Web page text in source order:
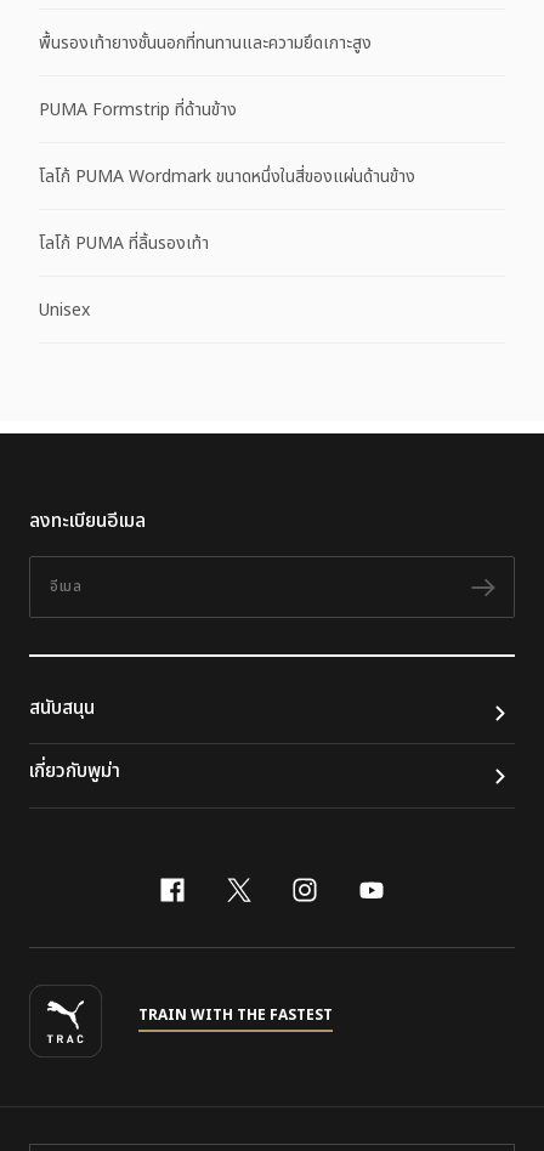
พื้นรองเท้ายางชั้นนอกที่ทนทานและความยึดเกาะสูง
PUMA Formstrip ที่ด้านข้าง
โลโก้ PUMA Wordmark ขนาดหนึ่งในสี่ของแผ่นด้านข้าง
โลโก้ PUMA ที่ลิ้นรองเท้า
Unisex
ลงทะเบียนอีเมล
ติดต
สนับสนุน
เกี่ยวกับพูม่า
facebook
x-twitter
instagram
youtube
TRAIN WITH THE FASTEST